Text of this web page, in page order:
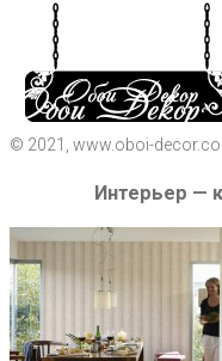
© 2021, www.oboi-
Интерьер —